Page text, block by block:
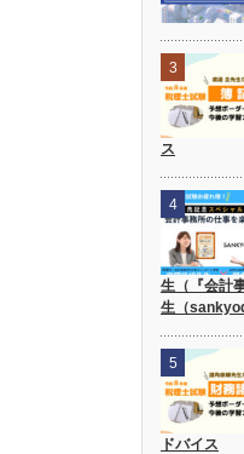
3
ス
4
生（『会計
生（
5
ドバイス